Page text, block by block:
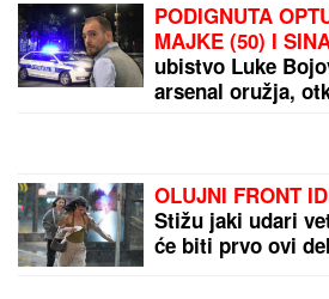
PODIGNUTA
MAJKE (50) I
ubistvo Luke
arsenal oružja,
OLUJNI FRONT
Stižu jaki udari
će biti prvo ovi